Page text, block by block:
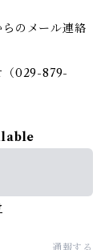
のメール連絡
（029-879-
通報する